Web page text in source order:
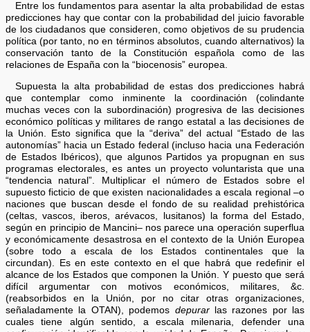
Entre los fundamentos para asentar la alta probabilidad de estas
predicciones hay que contar con la probabilidad del juicio favorable
de los ciudadanos que consideren, como objetivos de su prudencia
política (por tanto, no en términos absolutos, cuando alternativos) la
conservación tanto de la Constitución española como de las
relaciones de España con la “biocenosis” europea.
Supuesta la alta probabilidad de estas dos predicciones habrá
que contemplar como inminente la coordinación (colindante
muchas veces con la subordinación) progresiva de las decisiones
económico políticas y militares de rango estatal a las decisiones de
la Unión. Esto significa que la “deriva” del actual “Estado de las
autonomías” hacia un Estado federal (incluso hacia una Federación
de Estados Ibéricos), que algunos Partidos ya propugnan en sus
programas electorales, es antes un proyecto voluntarista que una
“tendencia natural”. Multiplicar el número de Estados sobre el
supuesto ficticio de que existen nacionalidades a escala regional –o
naciones que buscan desde el fondo de su realidad prehistórica
(celtas, vascos, iberos, arévacos, lusitanos) la forma del Estado,
según en principio de Mancini– nos parece una operación superflua
y económicamente desastrosa en el contexto de la Unión Europea
(sobre todo a escala de los Estados continentales que la
circundan). Es en este contexto en el que habrá que redefinir el
alcance de los Estados que componen la Unión. Y puesto que será
difícil argumentar con motivos económicos, militares, &c.
(reabsorbidos en la Unión, por no citar otras organizaciones,
señaladamente la OTAN), podemos depurarlas razones por las
cuales tiene algún sentido, a escala milenaria, defender una